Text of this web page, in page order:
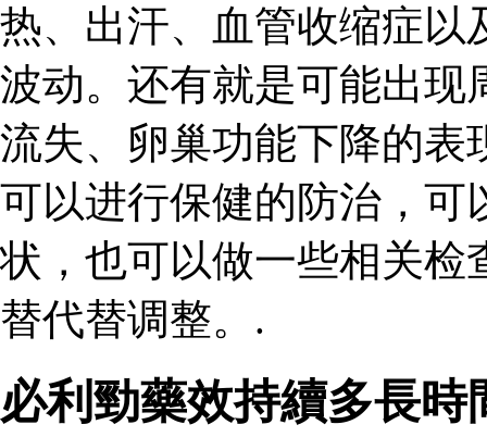
热、出汗、血管收缩症以
波动。还有就是可能出现
流失、卵巢功能下降的表
可以进行保健的防治，可
状，也可以做一些相关检
替代替调整。.
必利勁藥效持續多長